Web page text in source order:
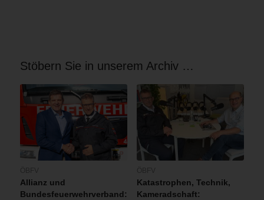
Stöbern Sie in unserem Archiv …
Allianz und
Bundesfeuerwehrverband:
Katastrophen, Technik,
Kameradschaft: